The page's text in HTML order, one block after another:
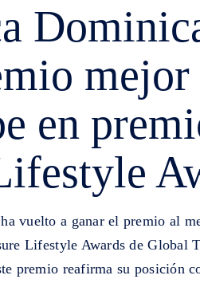
en
vuelto a ganar el premio al
Lifestyle Awards de Global
premio reafirma su posición